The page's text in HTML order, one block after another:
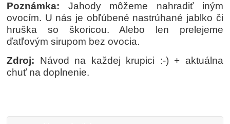
Poznámka: Jahody môžeme nahradiť iným
ovocím. U nás je obľúbené nastrúhané jablko či
hruška so škoricou. Alebo len prelejeme
ďatľovým sirupom bez ovocia.
Zdroj: Návod na každej krupici :-) + aktuálna
chuť na doplnenie.